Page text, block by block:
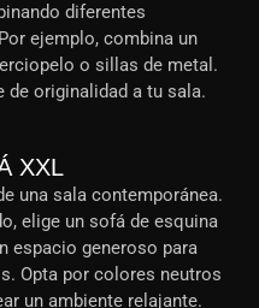
diferentes
ejemplo, combina un
o sillas de metal.
de originalidad a tu sala.
XXL
una sala contemporánea.
elige un sofá de esquina
espacio generoso para
Opta por colores neutros
un ambiente relajante.